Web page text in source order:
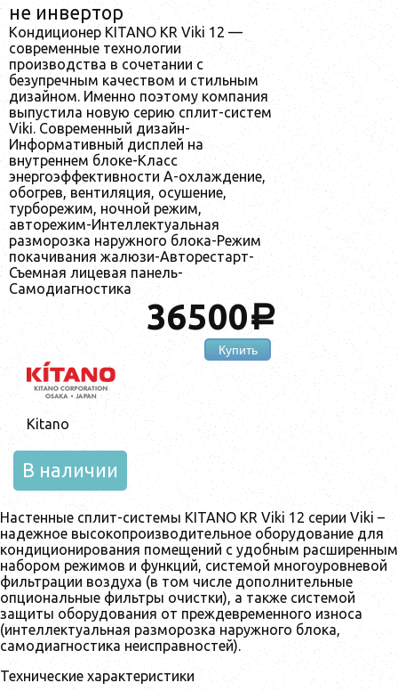
не инвертор
Кондиционер KITANO KR Viki 12 —
современные технологии
производства в сочетании с
безупречным качеством и стильным
дизайном. Именно поэтому компания
выпустила новую серию сплит-систем
Viki. Современный дизайн-
Информативный дисплей на
внутреннем блоке-Класс
энергоэффективности А-охлаждение,
обогрев, вентиляция, осушение,
турборежим, ночной режим,
авторежим-Интеллектуальная
разморозка наружного блока-Режим
покачивания жалюзи-Авторестарт-
Съемная лицевая панель-
Самодиагностика
36500a
Купить
Kitano
В наличии
Настенные сплит-системы KITANO KR Viki 12 серии Viki –
надежное высокопроизводительное оборудование для
кондиционирования помещений с удобным расширенным
набором режимов и функций, системой многоуровневой
фильтрации воздуха (в том числе дополнительные
опциональные фильтры очистки), а также системой
защиты оборудования от преждевременного износа
(интеллектуальная разморозка наружного блока,
самодиагностика неисправностей).
Технические характеристики